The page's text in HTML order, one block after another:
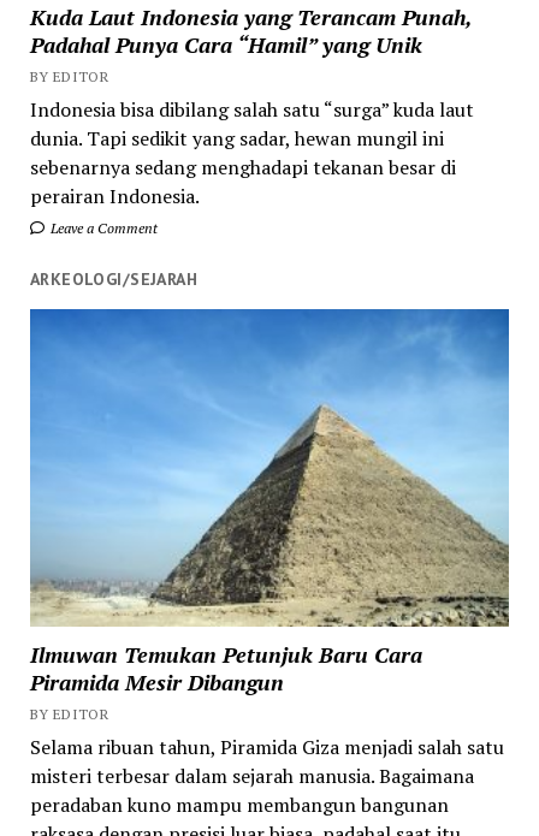
Kuda Laut Indonesia yang Terancam Punah,
Padahal Punya Cara “Hamil” yang Unik
BY EDITOR
Indonesia bisa dibilang salah satu “surga” kuda laut
dunia. Tapi sedikit yang sadar, hewan mungil ini
sebenarnya sedang menghadapi tekanan besar di
perairan Indonesia.
Leave a Comment
ARKEOLOGI/SEJARAH
Ilmuwan Temukan Petunjuk Baru Cara
Piramida Mesir Dibangun
BY EDITOR
Selama ribuan tahun, Piramida Giza menjadi salah satu
misteri terbesar dalam sejarah manusia. Bagaimana
peradaban kuno mampu membangun bangunan